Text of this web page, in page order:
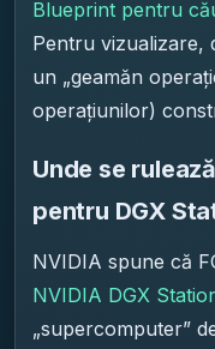
Blueprint pentru
Pentru vizualizare,
un „geamăn
operațiunilor)
Unde se
pentru DGX
NVIDIA spune că
NVIDIA DGX
„supercomputer”